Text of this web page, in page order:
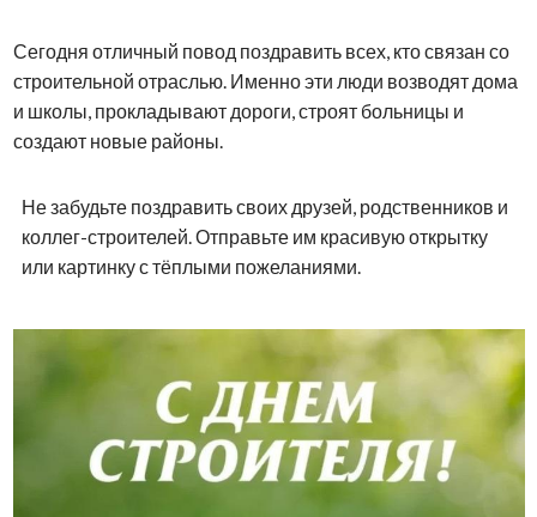
Сегодня отличный повод поздравить всех, кто связан со
строительной отраслью. Именно эти люди возводят дома
и школы, прокладывают дороги, строят больницы и
создают новые районы.
Не забудьте поздравить своих друзей, родственников и
коллег-строителей. Отправьте им красивую открытку
или картинку с тёплыми пожеланиями.